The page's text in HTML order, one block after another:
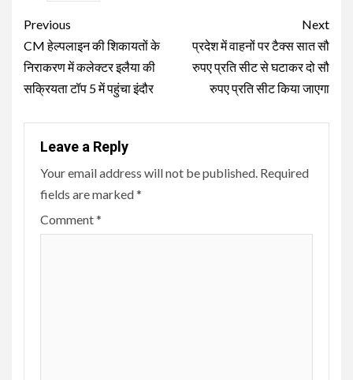
Continue
Reading
Previous
CM हेल्पलाइन की शिकायतों के
निराकरण में कलेक्टर इलैया की
सक्रियता टॉप 5 में पहुंचा इंदौर
Next
प्रदेश में वाहनों पर टैक्स सात सौ
रुपए प्रति सीट से घटाकर दो सौ
रुपए प्रति सीट किया जाएगा
Leave a Reply
Your email address will not be published. Required
fields are marked*
Comment*